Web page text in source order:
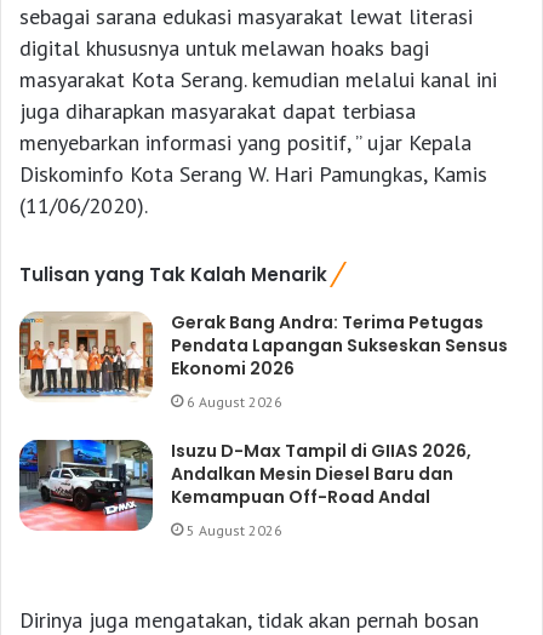
sebagai sarana edukasi masyarakat lewat literasi
digital khususnya untuk melawan hoaks bagi
masyarakat Kota Serang. kemudian melalui kanal ini
juga diharapkan masyarakat dapat terbiasa
menyebarkan informasi yang positif, ” ujar Kepala
Diskominfo Kota Serang W. Hari Pamungkas, Kamis
(11/06/2020).
Tulisan yang Tak Kalah Menarik
Gerak Bang Andra: Terima Petugas
Pendata Lapangan Sukseskan Sensus
Ekonomi 2026
6 August 2026
Isuzu D-Max Tampil di GIIAS 2026,
Andalkan Mesin Diesel Baru dan
Kemampuan Off-Road Andal
5 August 2026
Dirinya juga mengatakan, tidak akan pernah bosan